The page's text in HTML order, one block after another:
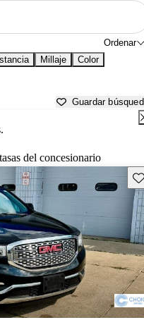
Ordenar
Millaje Color
Guardar
del concesionario